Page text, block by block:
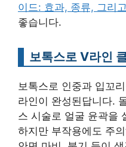
이드: 효과, 종류, 그리
좋습니다.
보톡스로 V라인
보톡스로 인중과 입꼬
라인이 완성된답니다.
스 시술로 얼굴 윤곽을
하지만 부작용에도 주